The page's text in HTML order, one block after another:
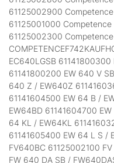
61125002900
61125001000
61125002300
EC640LGSB
61141800200 EW 640 V
640 Z / EW640Z
61141604500 EW 64 B /
EW64BD 61141604700
64 KL / EW64KL
61141605400 EW 64 L S /
FV640BC 61125002100
FW 640 DA SB /